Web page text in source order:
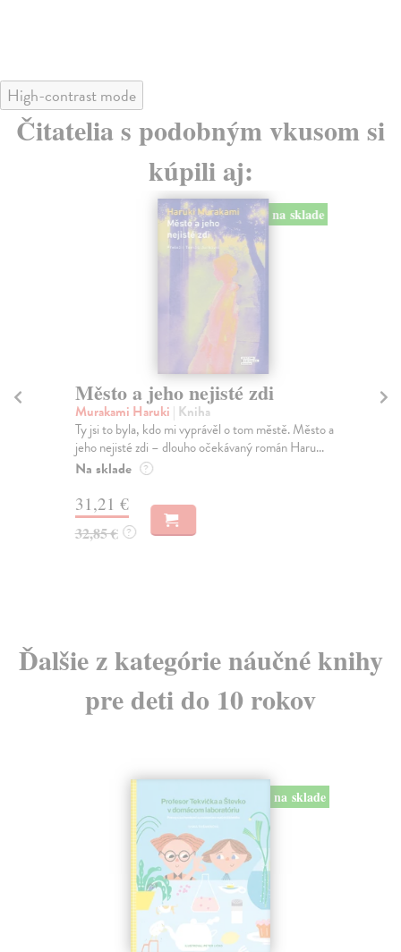
High-contrast mode
Čitatelia s podobným vkusom si
kúpili aj:
na sklade
Město a jeho nejisté zdi
Murakami Haruki| Kniha
Ty jsi to byla, kdo mi vyprávěl o tom městě. Město a
jeho nejisté zdi – dlouho očekávaný román Haru...
Na sklade ?
31,21 €
32,85 € ?
Ďalšie z kategórie náučné knihy
pre deti do 10 rokov
na sklade